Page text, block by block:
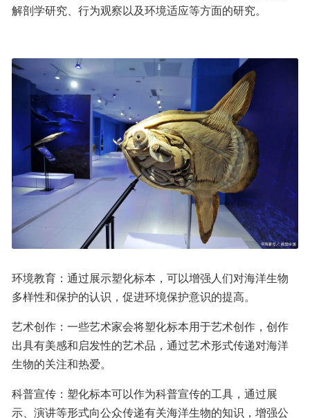
解剖学研究、行为观察以及环境适应等方面的研究。
环境教育：通过展示塑化标本，可以增强人们对海洋生物
多样性和保护的认识，促进环境保护意识的提高。
艺术创作：一些艺术家会将塑化标本用于艺术创作，创作
出具有美感和启发性的艺术品，通过艺术形式传递对海洋
生物的关注和热爱。
科普宣传：塑化标本可以作为科普宣传的工具，通过展
示、演讲等形式向公众传递有关海洋生物的知识，增强公